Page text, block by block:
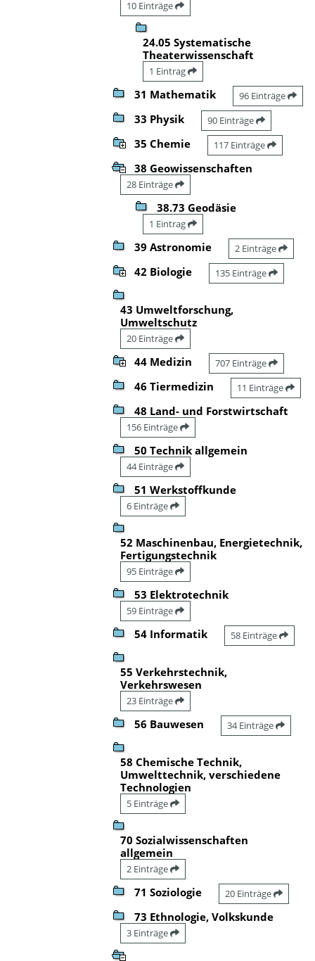
10 Einträge
24.05 Systematische
Theaterwissenschaft
1 Eintrag
31 Mathematik 96 Einträge
33 Physik 90 Einträge
35 Chemie 117 Einträge
38 Geowissenschaften
28 Einträge
38.73 Geodäsie
1 Eintrag
39 Astronomie 2 Einträge
42 Biologie 135 Einträge
43 Umweltforschung,
Umweltschutz
20 Einträge
44 Medizin 707 Einträge
46 Tiermedizin 11 Einträge
48 Land- und Forstwirtschaft
156 Einträge
50 Technik allgemein
44 Einträge
51 Werkstoffkunde
6 Einträge
52 Maschinenbau, Energietechnik,
Fertigungstechnik
95 Einträge
53 Elektrotechnik
59 Einträge
54 Informatik 58 Einträge
55 Verkehrstechnik,
Verkehrswesen
23 Einträge
56 Bauwesen 34 Einträge
58 Chemische Technik,
Umwelttechnik, verschiedene
Technologien
5 Einträge
70 Sozialwissenschaften
allgemein
2 Einträge
71 Soziologie 20 Einträge
73 Ethnologie, Volkskunde
3 Einträge